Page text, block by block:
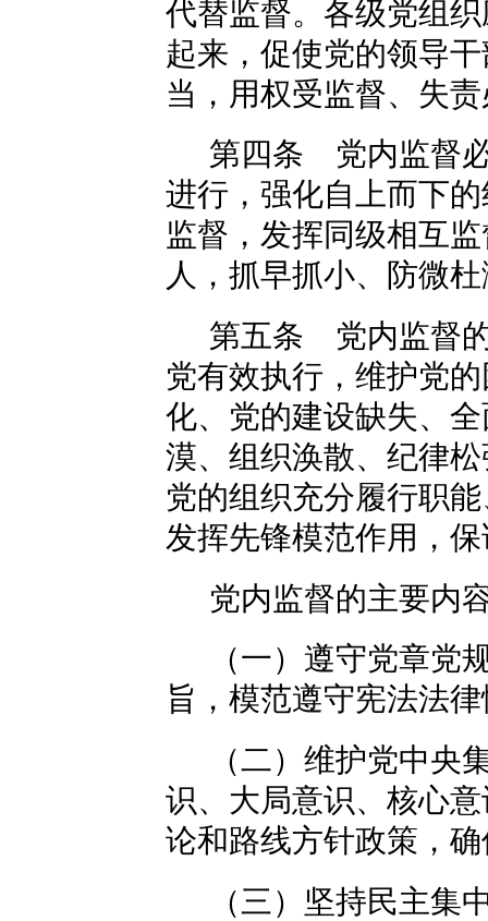
代替监督。各级党组
起来，促使党的领导
当，用权受监督、失
第四条 党内监督
进行，强化自上而下
监督，发挥同级相互
人，抓早抓小、防微
第五条 党内监督
党有效执行，维护党
化、党的建设缺失、
漠、组织涣散、纪律
党的组织充分履行职
发挥先锋模范作用，
党内监督的主要内
（一）遵守党章党
旨，模范遵守宪法法
（二）维护党中央
识、大局意识、核心
论和路线方针政策，
（三）坚持民主集